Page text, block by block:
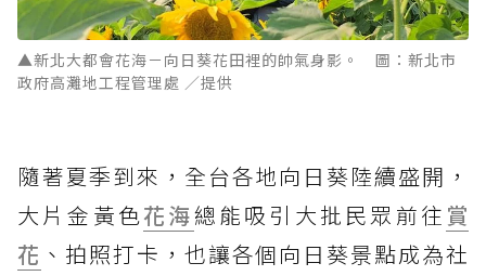
▲新北大都會花海－向日葵花田裡的帥氣身影。 圖：新北市
政府高灘地工程管理處 ／提供
隨著夏季到來，全台各地向日葵陸續盛開，
大片金黃色花海總能吸引大批民眾前往 賞
花 、拍照打卡，也讓各個向日葵景點成為社